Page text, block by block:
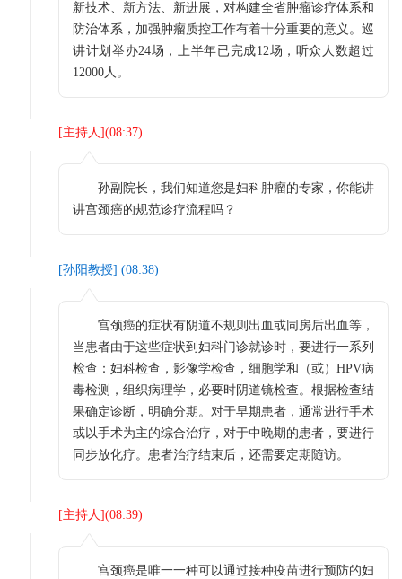
新技术、新方法、新进展，对构建全省肿瘤诊疗体系和
防治体系，加强肿瘤质控工作有着十分重要的意义。巡
讲计划举办24场，上半年已完成12场，听众人数超过
12000人。
[主持人](08:37)
孙副院长，我们知道您是妇科肿瘤的专家，你能讲
讲宫颈癌的规范诊疗流程吗？
[孙阳教授] (08:38)
宫颈癌的症状有阴道不规则出血或同房后出血等，
当患者由于这些症状到妇科门诊就诊时，要进行一系列
检查：妇科检查，影像学检查，细胞学和（或）HPV病
毒检测，组织病理学，必要时阴道镜检查。根据检查结
果确定诊断，明确分期。对于早期患者，通常进行手术
或以手术为主的综合治疗，对于中晚期的患者，要进行
同步放化疗。患者治疗结束后，还需要定期随访。
[主持人](08:39)
宫颈癌是唯一一种可以通过接种疫苗进行预防的妇